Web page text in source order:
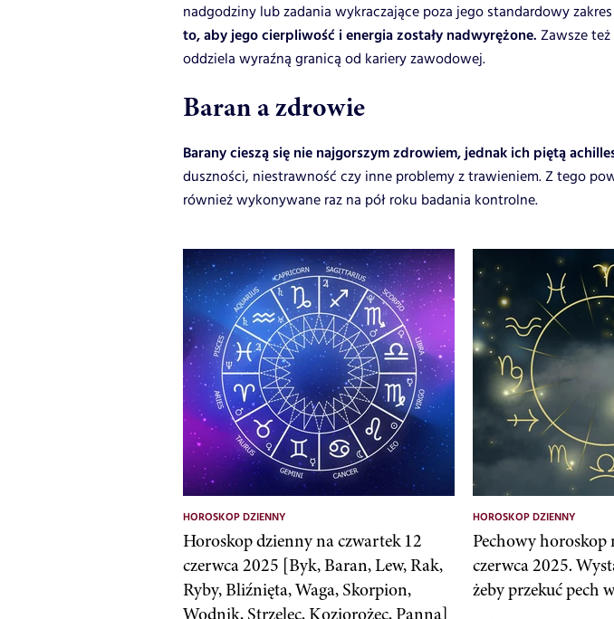
nadgodziny lub zadania wykraczające poza jego standardowy
to, aby jego cierpliwość i energia zostały nadwyrężone. Zawsze
oddziela wyraźną granicą od kariery zawodowej.
Baran a zdrowie
Barany cieszą się nie najgorszym zdrowiem, jednak ich piętą
duszności, niestrawność czy inne problemy z trawieniem. Z tego
również wykonywane raz na pół roku badania kontrolne.
HOROSKOP DZIENNY
Horoskop dzienny na czwartek 12
czerwca 2025 [Byk, Baran, Lew, Rak,
Ryby, Bliźnięta, Waga, Skorpion,
Wodnik, Strzelec, Koziorożec, Panna]
HOROSKOP DZIENNY
Pechowy horoskop
czerwca 2025.
żeby przekuć pech